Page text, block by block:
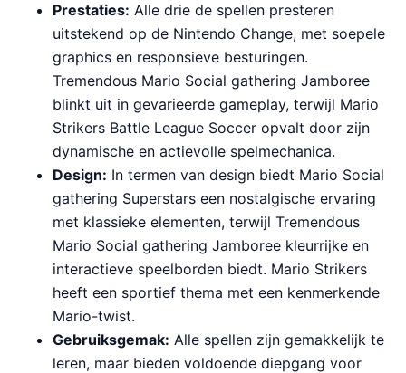
i
j
k
e
p
r
i
j
s
w
s
:
€
4
.
.
s
i
s
€
4
7
.
9
5
Prestaties: Alle drie de spellen presteren
uitstekend op de Nintendo Change, met soepele
graphics en responsieve besturingen.
Tremendous Mario Social gathering Jamboree
blinkt uit in gevarieerde gameplay, terwijl Mario
Strikers Battle League Soccer opvalt door zijn
dynamische en actievolle spelmechanica.
Design: In termen van design biedt Mario Social
gathering Superstars een nostalgische ervaring
met klassieke elementen, terwijl Tremendous
Mario Social gathering Jamboree kleurrijke en
interactieve speelborden biedt. Mario Strikers
heeft een sportief thema met een kenmerkende
Mario-twist.
Gebruiksgemak: Alle spellen zijn gemakkelijk te
leren, maar bieden voldoende diepgang voor